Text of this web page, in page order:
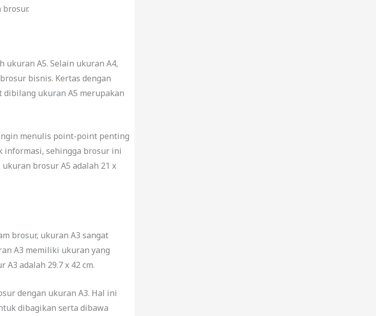
A5. Selain ukuran A4,
bisnis. Kertas dengan
ukuran A5 merupakan
menulis point-point penting
informasi, sehingga brosur ini
brosur A5 adalah 21 x
brosur, ukuran A3 sangat
A3 memiliki ukuran yang
adalah 29.7 x 42 cm.
dengan ukuran A3. Hal ini
dibagikan serta dibawa